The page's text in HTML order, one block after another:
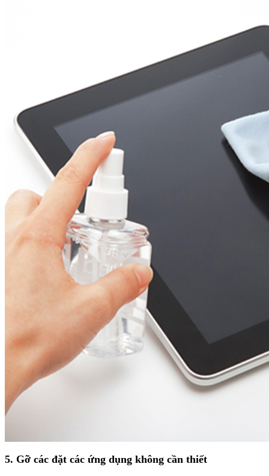
5. Gỡ các đặt các ứng dụng không cần thiết